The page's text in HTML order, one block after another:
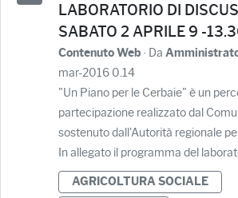
LABORATORIO DI
SABATO 2 APRILE 9 -
Contenuto Web · Da
mar-2016 0.14
"Un Piano per le Cerbaie" è un
partecipazione realizzato dal
sostenuto dall'Autorità regionale
In allegato il programma del
AGRICOLTURA SOCIALE